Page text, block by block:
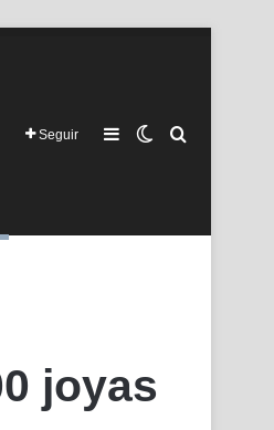
Seguir Barra lateral
Switch skin
joyas